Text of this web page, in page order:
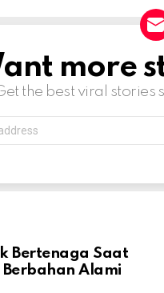
more
the best viral stories
Bertenaga Saat
Berbahan Alami